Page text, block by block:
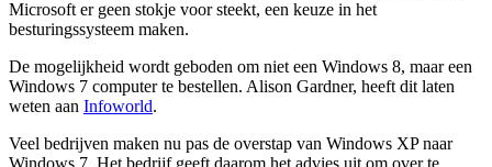
Microsoft er geen stokje voor steekt, een keuze in het
besturingssysteem maken.
De mogelijkheid wordt geboden om niet een Windows 8, maar een
Windows 7 computer te bestellen. Alison Gardner, heeft dit laten
weten aan Infoworld.
Veel bedrijven maken nu pas de overstap van Windows XP naar
Windows 7. Het bedrijf geeft daarom het advies uit om over te